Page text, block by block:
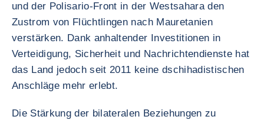
und der Polisario-Front in der Westsahara den
Zustrom von Flüchtlingen nach Mauretanien
verstärken. Dank anhaltender Investitionen in
Verteidigung, Sicherheit und Nachrichtendienste hat
das Land jedoch seit 2011 keine dschihadistischen
Anschläge mehr erlebt.
Die Stärkung der bilateralen Beziehungen zu